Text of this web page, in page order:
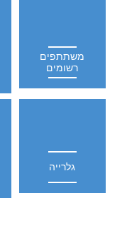
משתתפים
רשומים
גלרייה